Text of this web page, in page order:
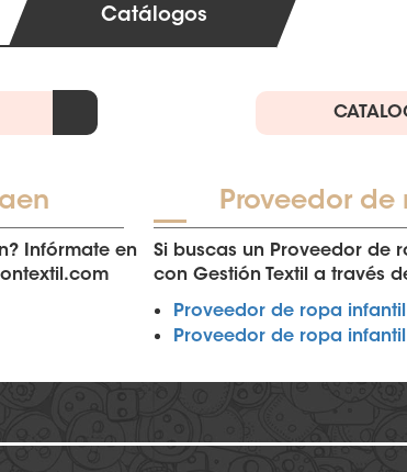
Catálogos
Proveedor de
Si buscas un Proveedor de
con Gestión Textil a través
Proveedor de ropa infantil
Proveedor de ropa
Infórmate en